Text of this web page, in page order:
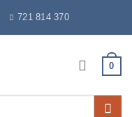
721 814 370
0